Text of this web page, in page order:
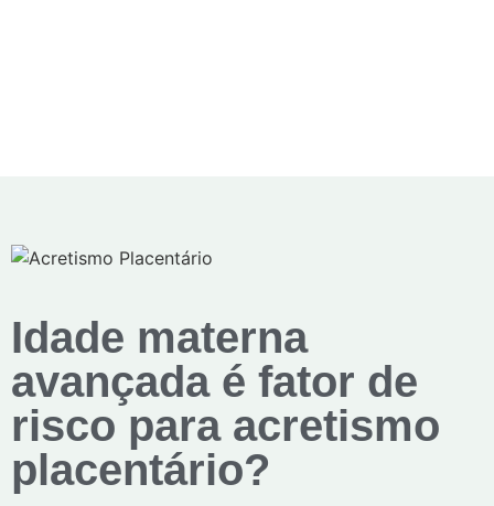
Idade materna
avançada é fator de
risco para acretismo
placentário?